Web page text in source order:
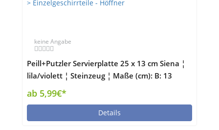
keine Angabe
Peill+Putzler Servierplatte 25 x 13 cm Siena ¦
lila/violett ¦ Steinzeug ¦ Maße (cm): B: 13
Geschirr > Einzelgeschirrteile - Höffner
ab 5,99€*
Details